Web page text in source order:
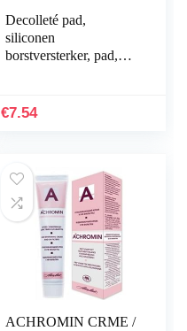
Decolleté pad,
siliconen
borstversterker, pad,
vlees (driehoekige
€7.54
ACHROMIN CRME /